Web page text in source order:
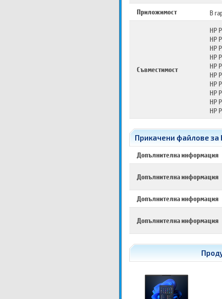
Приложимост
В
Съвместимост
HP
HP
HP
HP
HP
HP
HP
HP
HP
HP
Прикачени файлове за
Допълнителна информация
Допълнителна информация
Допълнителна информация
Допълнителна информация